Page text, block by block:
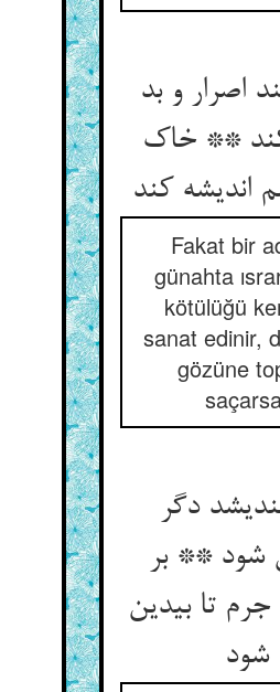
اصرار و بد
** خاک
اندیشه کند
Fakat bir
günahta
kötülüğü
sanat edinir,
gözüne
دگر
شود ** بر
تا بی‏دین
شود